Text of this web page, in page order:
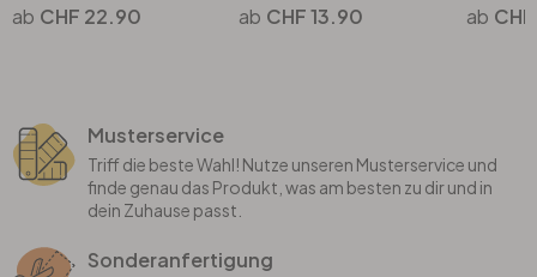
CHF 22.90
CHF 13.90
Musterservice
Triff die beste Wahl! Nutze unseren Musterservice und
finde genau das Produkt, was am besten zu dir und in
dein Zuhause passt.
Sonderanfertigung